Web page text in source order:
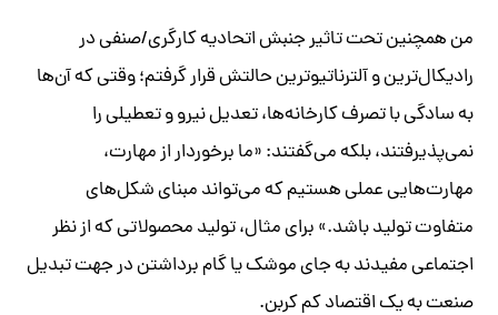
​من همچنین تحت‌ تاثیر جنبش اتحادیه کارگری/صنفی در
رادیکال‌ترین و آلترناتیوترین حالتش قرار گرفتم؛ وقتی که آن‌ها
به سادگی با تصرف کارخانه‌ها، تعدیل نیرو و تعطیلی را
نمی‌پذیرفتند، بلکه می‌گفتند: «ما برخوردار از مهارت‌،
مهارت‌هایی عملی هستیم که می‌تواند مبنای شکل‌های
متفاوت تولید باشد.» برای مثال، تولید محصولاتی که از نظر
اجتماعی مفیدند به جای موشک یا گام برداشتن در جهت تبدیل
صنعت به یک اقتصاد کم کربن. ​